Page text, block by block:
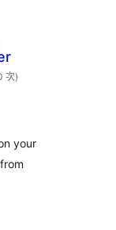
次評
分)
your